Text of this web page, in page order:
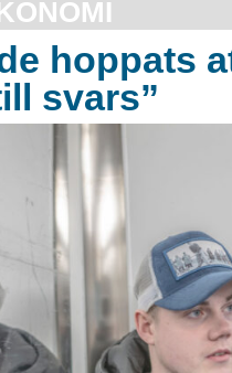
hoppats
svars”